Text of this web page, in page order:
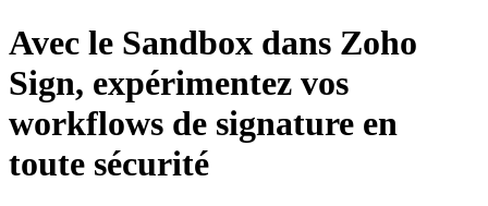
Avec le Sandbox dans Zoho
Sign, expérimentez vos
workflows de signature en
toute sécurité